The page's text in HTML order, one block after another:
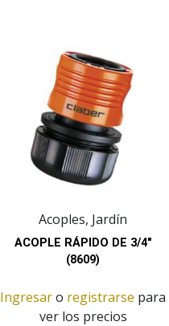
Acoples, Jardín
ACOPLE RÁPIDO DE 3/4″
(8609)
Ingresaro registrarse para
ver los precios